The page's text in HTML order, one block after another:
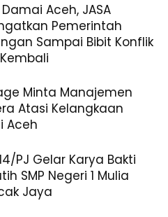
Aceh, JASA
Pemerintah
Sampai Bibit Konflik
Minta Manajemen
Atasi Kelangkaan
Aceh
PJ Gelar Karya Bakti
SMP Negeri 1 Mulia
Jaya